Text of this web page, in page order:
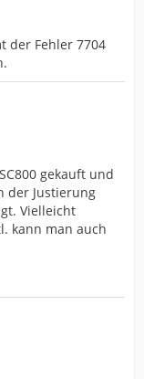
der Fehler 7704
gekauft und
der Justierung
Vielleicht
kann man auch